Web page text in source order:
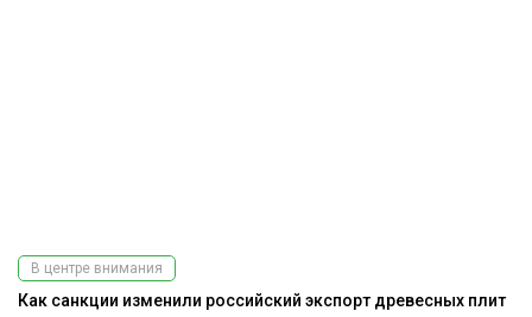
В центре внимания
Как санкции изменили российский экспорт древесных плит